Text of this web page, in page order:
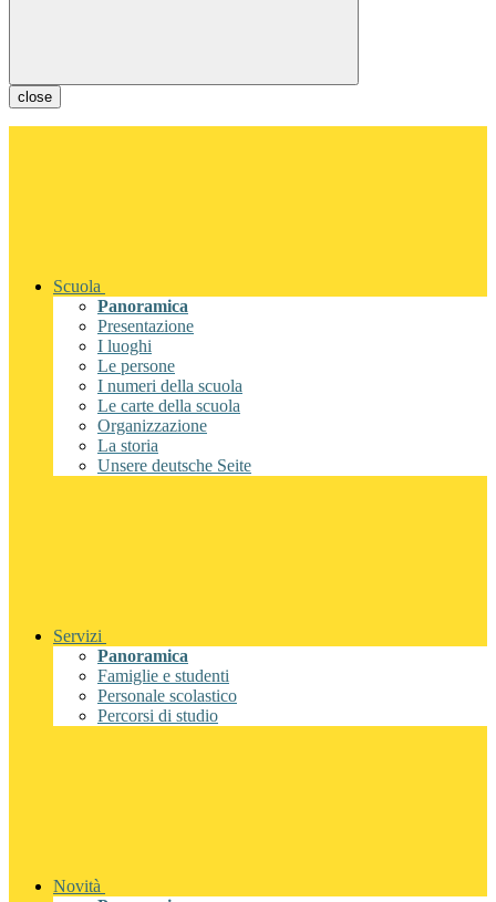
close
Scuola
Panoramica
Presentazione
I luoghi
Le persone
I numeri della scuola
Le carte della scuola
Organizzazione
La storia
Unsere deutsche Seite
Servizi
Panoramica
Famiglie e studenti
Personale scolastico
Percorsi di studio
Novità